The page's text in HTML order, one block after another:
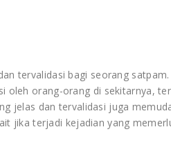
tervalidasi bagi seorang satpam.
oleh orang-orang di sekitarnya,
jelas dan tervalidasi juga
jika terjadi kejadian yang